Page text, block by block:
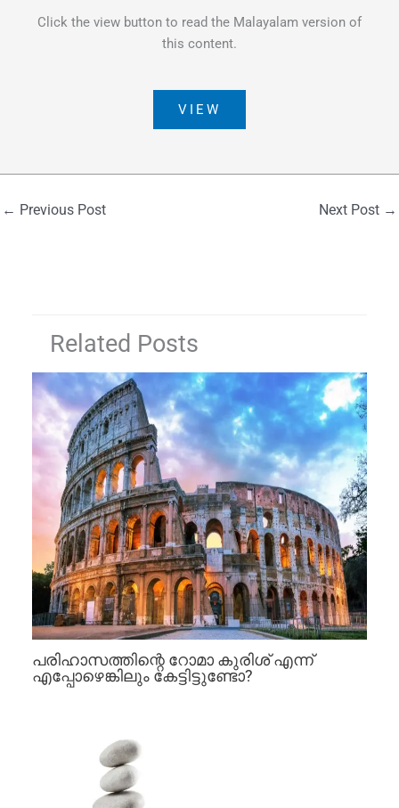
Click the view button to read the Malayalam version of
this content.
VIEW
← Previous Post Next Post →
Related Posts
പരിഹാസത്തിന്റെ റോമാ കുരിശ് എന്ന്
എപ്പോഴെങ്കിലും കേട്ടിട്ടുണ്ടോ?